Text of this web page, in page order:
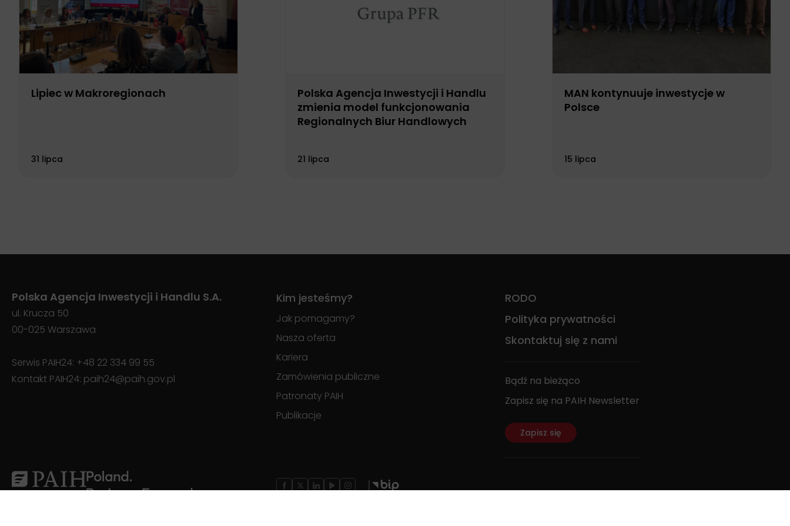
Lipiec w Makroregionach
31 lipca
Polska Agencja Inwestycji i Handlu
zmienia model funkcjonowania
Regionalnych Biur Handlowych
21 lipca
MAN kontynuuje inwestycje w
Polsce
15 lipca
Polska Agencja Inwestycji i Handlu S.A.
ul. Krucza 50
00-025 Warszawa
Serwis PAIH24: +48 22 334 99 55
Kontakt PAIH24: paih24@paih.gov.pl
Kim jesteśmy?
Jak pomagamy?
Nasza oferta
Kariera
Zamówienia publiczne
Patronaty PAIH
Publikacje
RODO
Polityka prywatności
Skontaktuj się z nami
Bądź na bieżąco
Zapisz się na PAIH Newsletter
Zapisz się